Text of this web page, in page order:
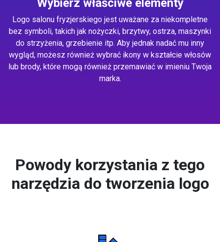
Logo salonu fryzjerskiego jest uważane za niekompletne
bez symboli, takich jak nożyczki, brzytwy, ostrza, maszynki
do strzyżenia, grzebienie itp. Aby jednak nadać mu inny
wygląd, możesz również wybrać ikony w kształcie włosów
lub brody, które mogą również przemawiać w imieniu Twoja
marka.
Powody korzystania z tego
narzędzia do tworzenia logo